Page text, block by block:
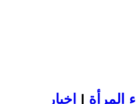
المرأة | اخبار